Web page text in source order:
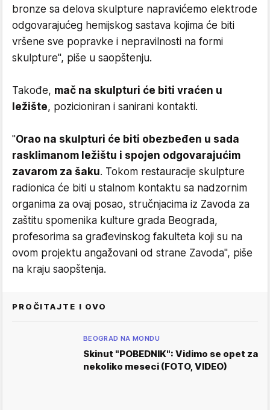
bronze sa delova skulpture napravićemo elektrode
odgovarajućeg hemijskog sastava kojima će biti
vršene sve popravke i nepravilnosti na formi
skulpture", piše u saopštenju.
Takođe, mač na skulpturi će biti vraćen u
ležište, pozicioniran i sanirani kontakti.
"Orao na skulpturi će biti obezbeđen u sada
rasklimanom ležištu i spojen odgovarajućim
zavarom za šaku. Tokom restauracije skulpture
radionica će biti u stalnom kontaktu sa nadzornim
organima za ovaj posao, stručnjacima iz Zavoda za
zaštitu spomenika kulture grada Beograda,
profesorima sa građevinskog fakulteta koji su na
ovom projektu angažovani od strane Zavoda", piše
na kraju saopštenja.
PROČITAJTE I OVO
BEOGRAD NA MONDU
Skinut "POBEDNIK": Vidimo se opet za
nekoliko meseci (FOTO, VIDEO)